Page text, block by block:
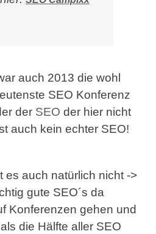
auch 2013 die wohl
SEO Konferenz
der SEO der hier nicht
auch kein echter SEO!
es auch natürlich nicht ->
gute SEO´s da
Konferenzen gehen und
die Hälfte aller SEO